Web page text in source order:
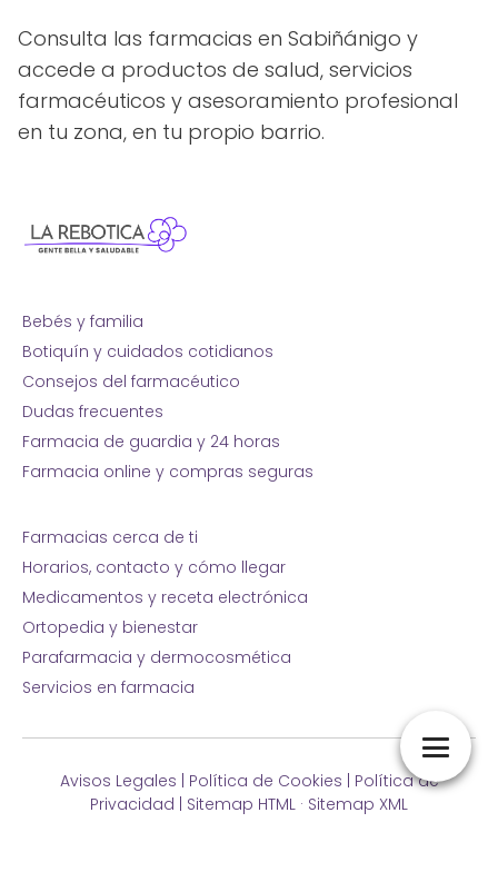
Consulta las farmacias en Sabiñánigo y
accede a productos de salud, servicios
farmacéuticos y asesoramiento profesional
en tu zona, en tu propio barrio.
Bebés y familia
Botiquín y cuidados cotidianos
Consejos del farmacéutico
Dudas frecuentes
Farmacia de guardia y 24 horas
Farmacia online y compras seguras
Farmacias cerca de ti
Horarios, contacto y cómo llegar
Medicamentos y receta electrónica
Ortopedia y bienestar
Parafarmacia y dermocosmética
Servicios en farmacia
Avisos Legales | Política de Cookies | Política de
Privacidad | Sitemap HTML · Sitemap XML